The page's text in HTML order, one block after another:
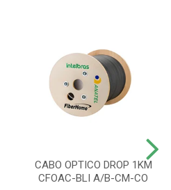
CABO OPTICO DROP 1KM
CFOAC-BLI A/B-CM-CO